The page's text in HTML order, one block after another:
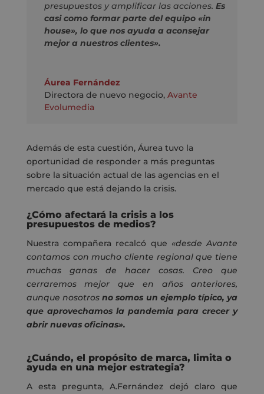
presupuestos y amplificar las acciones. Es
casi como formar parte del equipo «in
house», lo que nos ayuda a aconsejar
mejor a nuestros clientes».
Áurea Fernández
Directora de nuevo negocio, Avante
Evolumedia
Además de esta cuestión, Áurea tuvo la
oportunidad de responder a más preguntas
sobre la situación actual de las agencias en el
mercado que está dejando la crisis.
¿Cómo afectará la crisis a los
presupuestos de medios?
Nuestra compañera recalcó que «desde Avante
contamos con mucho cliente regional que tiene
muchas ganas de hacer cosas. Creo que
cerraremos mejor que en años anteriores,
aunque nosotrosno somos un ejemplo típico, ya
que aprovechamos la pandemia para crecer y
abrir nuevas oficinas».
¿Cuándo, el propósito de marca, limita o
ayuda en una mejor estrategia?
A esta pregunta, A.Fernández dejó claro que